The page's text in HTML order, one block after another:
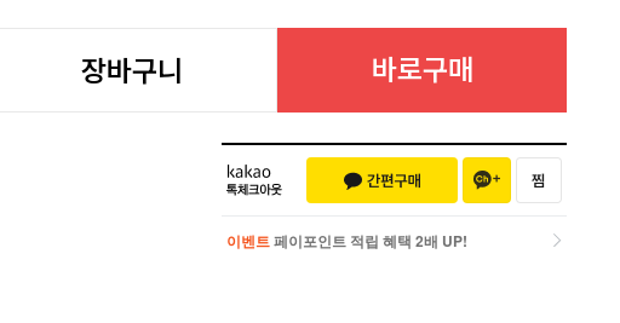
장바구니 바로구매
이벤트 페이포인트 적립 혜택 2배 UP!